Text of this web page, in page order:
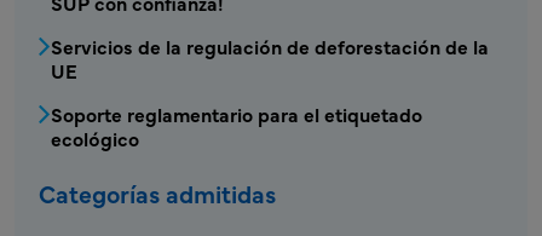
Servicios de la regulación de deforestación de la
UE
Soporte reglamentario para el etiquetado
ecológico
Categorías admitidas